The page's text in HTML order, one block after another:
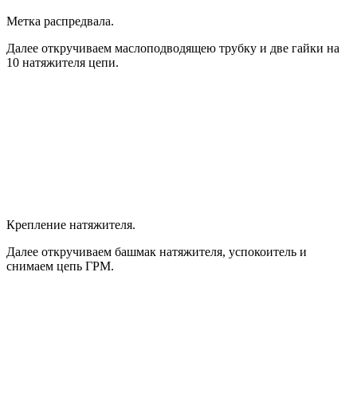
Метка распредвала.
Далее откручиваем маслоподводящею трубку и две гайки на
10 натяжителя цепи.
Крепление натяжителя.
Далее откручиваем башмак натяжителя, успокоитель и
снимаем цепь ГРМ.